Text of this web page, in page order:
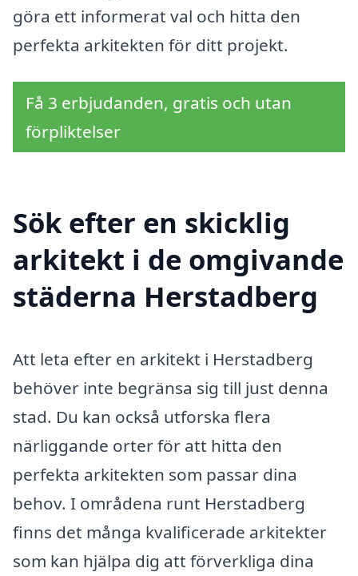
göra ett informerat val och hitta den
perfekta arkitekten för ditt projekt.
Få 3 erbjudanden, gratis och utan
förpliktelser
Sök efter en skicklig
arkitekt i de omgivande
städerna Herstadberg
Att leta efter en arkitekt i Herstadberg
behöver inte begränsa sig till just denna
stad. Du kan också utforska flera
närliggande orter för att hitta den
perfekta arkitekten som passar dina
behov. I områdena runt Herstadberg
finns det många kvalificerade arkitekter
som kan hjälpa dig att förverkliga dina